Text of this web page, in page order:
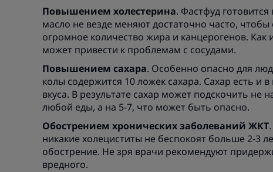
Повышением холестерина. Фастфуд
масло не везде меняют достаточно часто,
огромное количество жира и канцерогенов. Как
может привести к проблемам с сосудами.
Повышением сахара. Особенно опасно для
колы содержится 10 ложек сахара. Сахар есть и
вкуса. В результате сахар может подскочить не
любой еды, а на 5-7, что может быть опасно.
Обострением хронических заболеваний ЖКТ
никакие холециститы не беспокоят больше 2-3
обострение. Не зря врачи рекомендуют
вредного.